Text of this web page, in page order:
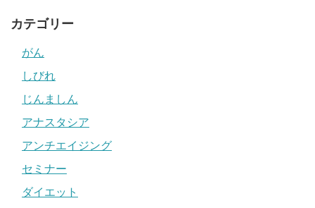
カテゴリー
がん
しびれ
じんましん
アナスタシア
アンチエイジング
セミナー
ダイエット